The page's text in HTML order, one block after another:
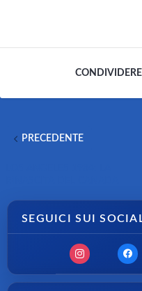
PRECEDENTE
SEGUICI SUI